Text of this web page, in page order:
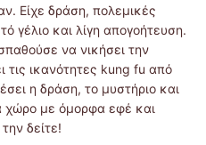
Είχε δράση, πολεμικές
γέλιο και λίγη απογοήτευση.
να νικήσει την
τις ικανότητες kung fu από
η δράση, το μυστήριο και
χώρο με όμορφα εφέ και
δείτε!